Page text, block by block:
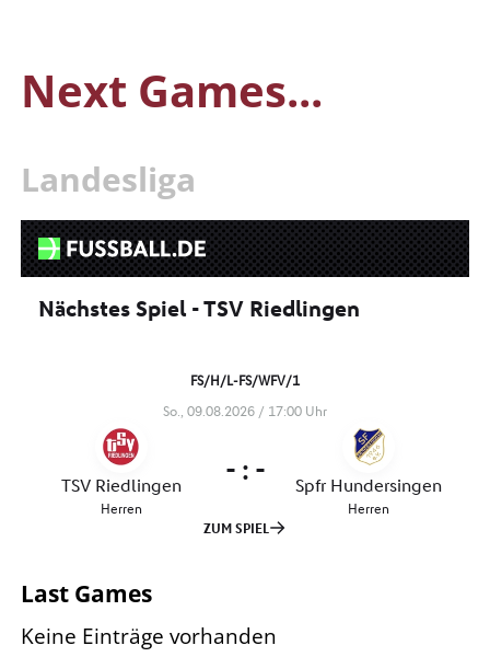
Next Games...
Landesliga
Last Games
Keine Einträge vorhanden